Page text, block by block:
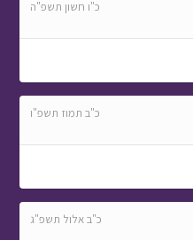
כ"ו חשון תשפ"ה
כ"ב תמוז תשפ"ו
כ"ב אלול תשפ"ג